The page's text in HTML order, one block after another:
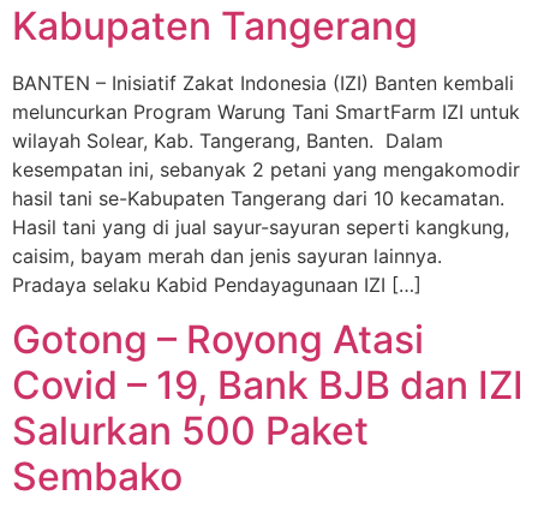
Kabupaten Tangerang
BANTEN – Inisiatif Zakat Indonesia (IZI) Banten kembali
meluncurkan Program Warung Tani SmartFarm IZI untuk
wilayah Solear, Kab. Tangerang, Banten. Dalam
kesempatan ini, sebanyak 2 petani yang mengakomodir
hasil tani se-Kabupaten Tangerang dari 10 kecamatan.
Hasil tani yang di jual sayur-sayuran seperti kangkung,
caisim, bayam merah dan jenis sayuran lainnya.
Pradaya selaku Kabid Pendayagunaan IZI […]
Gotong – Royong Atasi
Covid – 19, Bank BJB dan IZI
Salurkan 500 Paket
Sembako